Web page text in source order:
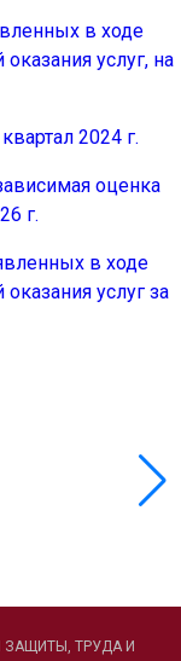
в ходе
услуг, на
2024 г.
оценка
г.
в ходе
услуг за
ЗАЩИТЫ, ТРУДА И